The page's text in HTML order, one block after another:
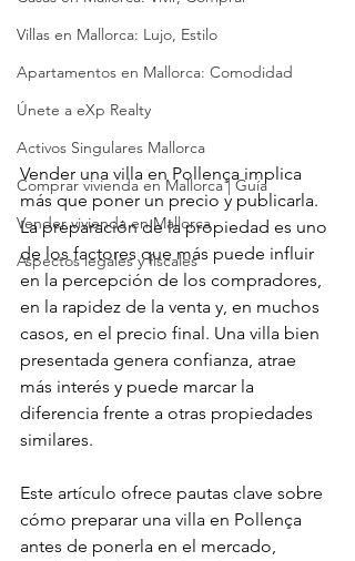
Villas en Mallorca: Lujo, Estilo
Apartamentos en Mallorca: Comodidad
Únete a eXp Realty
Activos Singulares Mallorca
Comprar vivienda en Mallorca | Guía
Vender vivienda en Mallorca
Aspectos legales y fiscales
Vender una villa en Pollença implica
más que poner un precio y publicarla.
La preparación de la propiedad es uno
de los factores que más puede influir
en la percepción de los compradores,
en la rapidez de la venta y, en muchos
casos, en el precio final. Una villa bien
presentada genera confianza, atrae
más interés y puede marcar la
diferencia frente a otras propiedades
similares.
Este artículo ofrece pautas clave sobre
cómo preparar una villa en Pollença
antes de ponerla en el mercado,